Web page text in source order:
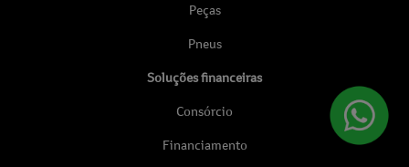
Peças
Pneus
Soluções financeiras
Consórcio
Financiamento